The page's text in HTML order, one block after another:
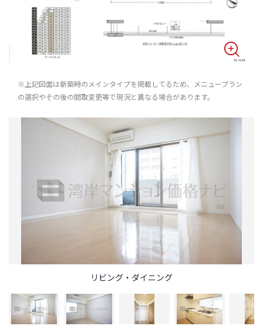
※上記図面は新築時のメインタイプを掲載してるため、メニュープラン
の選択やその後の間取変更等で現況と異なる場合があります。
リビング・ダイニング